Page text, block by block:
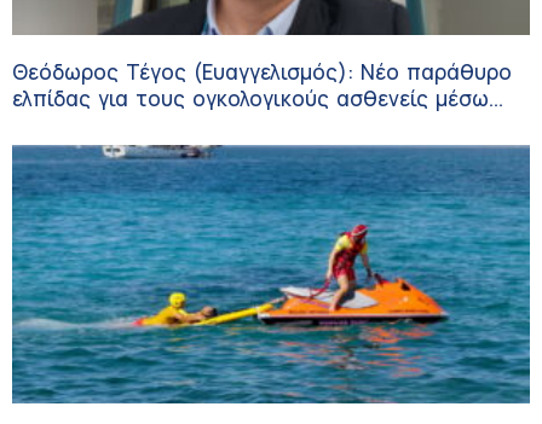
Θεόδωρος Τέγος (Ευαγγελισμός): Νέο παράθυρο
ελπίδας για τους ογκολογικούς ασθενείς μέσω